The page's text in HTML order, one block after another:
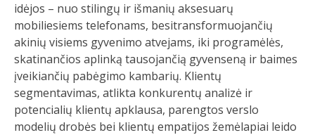
idėjos – nuo stilingų ir išmanių aksesuarų
mobiliesiems telefonams, besitransformuojančių
akinių visiems gyvenimo atvejams, iki programėlės,
skatinančios aplinką tausojančią gyvenseną ir baimes
įveikiančių pabėgimo kambarių. Klientų
segmentavimas, atlikta konkurentų analizė ir
potencialių klientų apklausa, parengtos verslo
modelių drobės bei klientų empatijos žemėlapiai leido